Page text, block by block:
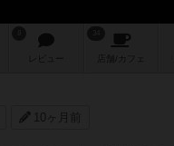
レビュー 店舗/ カフェ
10ヶ月前